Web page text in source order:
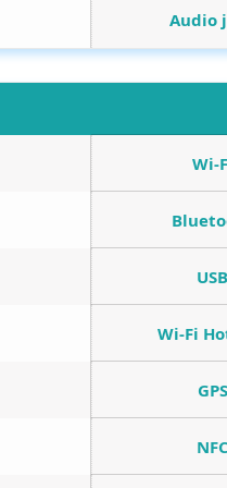
Audio
Wi-
USB
Wi-Fi
GPS
NFC